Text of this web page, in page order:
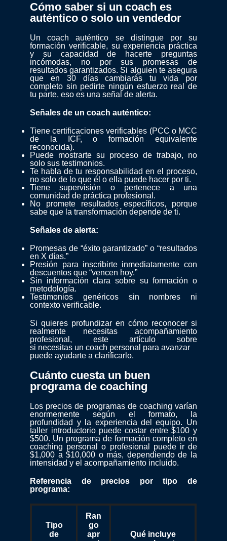
Cómo saber si un coach es
auténtico o solo un vendedor
Un coach auténtico se distingue por su
formación verificable, su experiencia práctica
y su capacidad de hacerte preguntas
incómodas, no por sus promesas de
resultados garantizados. Si alguien te asegura
que en 30 días cambiarás tu vida por
completo sin pedirte ningún esfuerzo real de
tu parte, eso es una señal de alerta.
Señales de un coach auténtico:
Tiene certificaciones verificables (PCC o MCC
de la ICF, o formación equivalente
reconocida).
Puede mostrarte su proceso de trabajo, no
solo sus testimonios.
Te habla de tu responsabilidad en el proceso,
no solo de lo que él o ella puede hacer por ti.
Tiene supervisión o pertenece a una
comunidad de práctica profesional.
No promete resultados específicos, porque
sabe que la transformación depende de ti.
Señales de alerta:
Promesas de “éxito garantizado” o “resultados
en X días.”
Presión para inscribirte inmediatamente con
descuentos que “vencen hoy.”
Sin información clara sobre su formación o
metodología.
Testimonios genéricos sin nombres ni
contexto verificable.
Si quieres profundizar en cómo reconocer si
realmente necesitas acompañamiento
profesional, este artículo sobre
si necesitas un coach personal para avanzar
puede ayudarte a clarificarlo.
Cuánto cuesta un buen
programa de coaching
Los precios de programas de coaching varían
enormemente según el formato, la
profundidad y la experiencia del equipo. Un
taller introductorio puede costar entre $100 y
$500. Un programa de formación completo en
coaching personal o profesional puede ir de
$1,000 a $10,000 o más, dependiendo de la
intensidad y el acompañamiento incluido.
Referencia de precios por tipo de
programa:
Tipo
de
Ran
go
apr
Qué incluye